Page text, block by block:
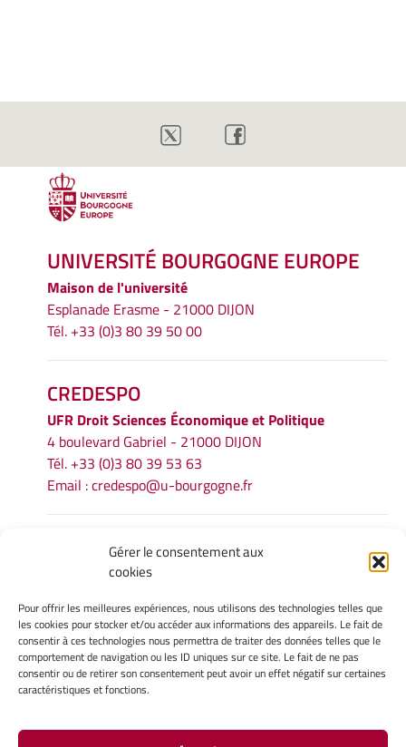
Gérer le consentement aux
cookies
Pour offrir les meilleures expériences, nous utilisons des technologies telles que
les cookies pour stocker et/ou accéder aux informations des appareils. Le fait de
consentir à ces technologies nous permettra de traiter des données telles que le
comportement de navigation ou les ID uniques sur ce site. Le fait de ne pas
consentir ou de retirer son consentement peut avoir un effet négatif sur certaines
caractéristiques et fonctions.
UNIVERSITÉ BOURGOGNE EUROPE
Maison de l'université
Esplanade Erasme - 21000 DIJON
Tél. +33 (0)3 80 39 50 00
CREDESPO
UFR Droit Sciences Économique et Politique
4 boulevard Gabriel - 21000 DIJON
Tél. +33 (0)3 80 39 53 63
Email :credespo@u-bourgogne.fr
INFORMATIONS LÉGALES
Mentions légales
Politique de cookies
Déclaration de confidentialité
Avertissement
INTRANET